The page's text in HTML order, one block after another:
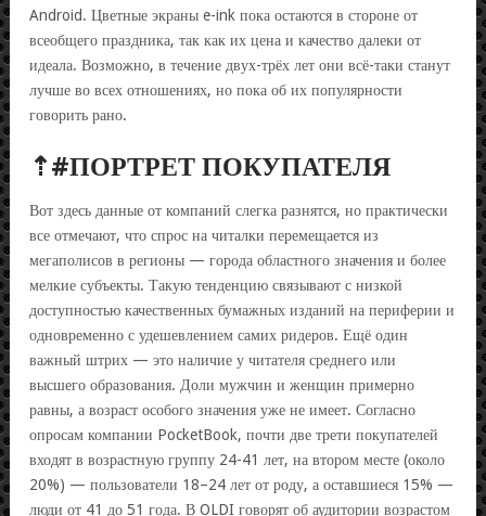
Android. Цветные экраны e-ink пока остаются в стороне от
всеобщего праздника, так как их цена и качество далеки от
идеала. Возможно, в течение двух-трёх лет они всё-таки станут
лучше во всех отношениях, но пока об их популярности
говорить рано.
⇡#ПОРТРЕТ ПОКУПАТЕЛЯ
Вот здесь данные от компаний слегка разнятся, но практически
все отмечают, что спрос на читалки перемещается из
мегаполисов в регионы — города областного значения и более
мелкие субъекты. Такую тенденцию связывают с низкой
доступностью качественных бумажных изданий на периферии и
одновременно с удешевлением самих ридеров. Ещё один
важный штрих — это наличие у читателя среднего или
высшего образования. Доли мужчин и женщин примерно
равны, а возраст особого значения уже не имеет. Согласно
опросам компании PocketBook, почти две трети покупателей
входят в возрастную группу 24-41 лет, на втором месте (около
20%) — пользователи 18–24 лет от роду, а оставшиеся 15% —
люди от 41 до 51 года. В OLDI говорят об аудитории возрастом